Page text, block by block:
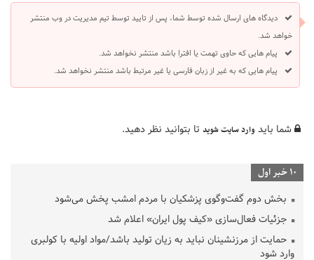
دیدگاه های ارسال شده توسط شما، پس از تایید توسط تیم مدیریت در وب منتشر
خواهد شد.
پیام هایی که حاوی تهمت یا افترا باشد منتشر نخواهد شد.
پیام هایی که به غیر از زبان فارسی یا غیر مرتبط باشد منتشر نخواهد شد.
شما باید وارد سایت شوید تا بتوانید نظر دهید.
10 خبر اول
بخش دوم گفت‌وگوی پزشکیان با مردم امشب پخش می‌شود
جزئیات فعال‌سازی «کیف پول ایران» اعلام شد
حمایت از مرزنشینان نباید به زیان تولید باشد/مواد اولیه با کولبری
وارد شود